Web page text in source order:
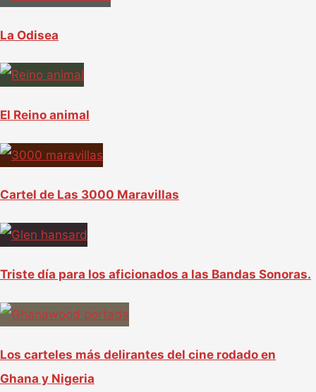
La Odisea
El Reino animal
Cartel de Las 3000 Maravillas
Triste día para los aficionados a las Bandas Sonoras.
Los carteles más delirantes del cine rodado en
Ghana y Nigeria